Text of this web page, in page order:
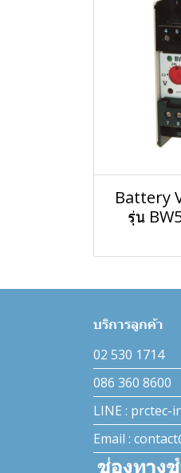
Battery
รุ่น
บริการลูกค้า
02 530 1714
086 360 8600
LINE : prctec-
Email :